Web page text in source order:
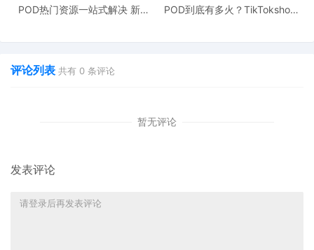
POD热门资源一站式解决 新手
POD到底有多火？TikTokshop
评论列表 共有 0 条评论
暂无评论
发表评论